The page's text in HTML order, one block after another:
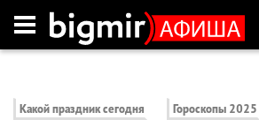
Какой праздник сегодня Гороскопы 2025